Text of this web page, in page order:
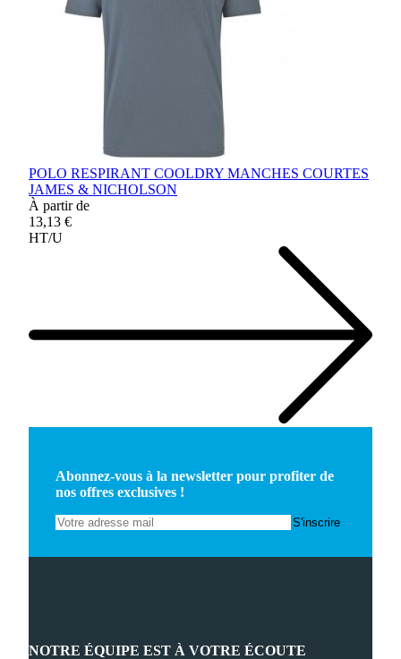
POLO RESPIRANT COOLDRY MANCHES COURTES
JAMES & NICHOLSON
À partir de
13,13 €
HT/U
Abonnez-vous à la newsletter pour profiter de
nos offres exclusives !
NOTRE ÉQUIPE EST À VOTRE ÉCOUTE